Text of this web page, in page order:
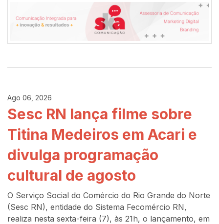
Ago 06, 2026
Sesc RN lança filme sobre
Titina Medeiros em Acari e
divulga programação
cultural de agosto
O Serviço Social do Comércio do Rio Grande do Norte
(Sesc RN), entidade do Sistema Fecomércio RN,
realiza nesta sexta-feira (7), às 21h, o lançamento, em